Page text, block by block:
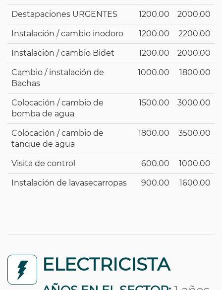
Destapaciones URGENTES 1200.00 2000.00
Instalación / cambio inodoro 1200.00 2200.00
Instalación / cambio Bidet 1200.00 2000.00
Cambio / instalación de
Bachas
1000.00 1800.00
Colocación / cambio de
bomba de agua
1500.00 3000.00
Colocación / cambio de
tanque de agua
1800.00 3500.00
Visita de control 600.00 1000.00
Instalación de lavasecarropas 900.00 1600.00
ELECTRICISTA